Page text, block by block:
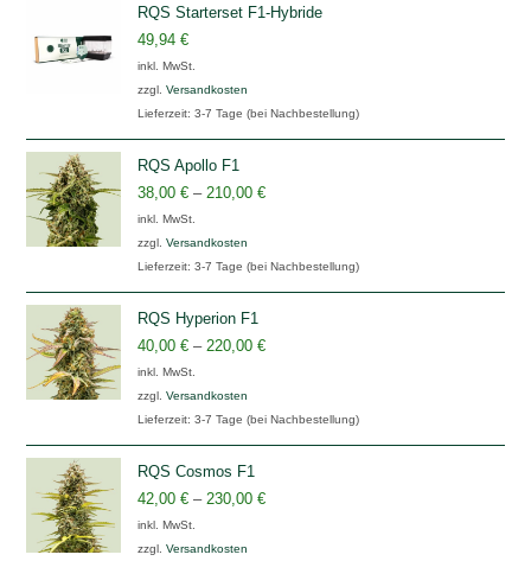
RQS Starterset F1-Hybride
49,94€
inkl. MwSt.
zzgl.Versandkosten
Lieferzeit:3-7 Tage (bei Nachbestellung)
RQS Apollo F1
38,00€ – 210,00€
inkl. MwSt.
zzgl.Versandkosten
Lieferzeit:3-7 Tage (bei Nachbestellung)
RQS Hyperion F1
40,00€ – 220,00€
inkl. MwSt.
zzgl.Versandkosten
Lieferzeit:3-7 Tage (bei Nachbestellung)
RQS Cosmos F1
42,00€ – 230,00€
inkl. MwSt.
zzgl.Versandkosten